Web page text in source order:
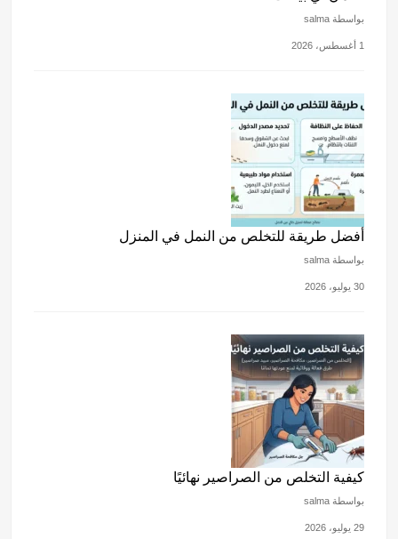
بواسطة salma
1 أغسطس، 2026
أفضل طريقة للتخلص من النمل في المنزل
بواسطة salma
30 يوليو، 2026
كيفية التخلص من الصراصير نهائيًا
بواسطة salma
29 يوليو، 2026